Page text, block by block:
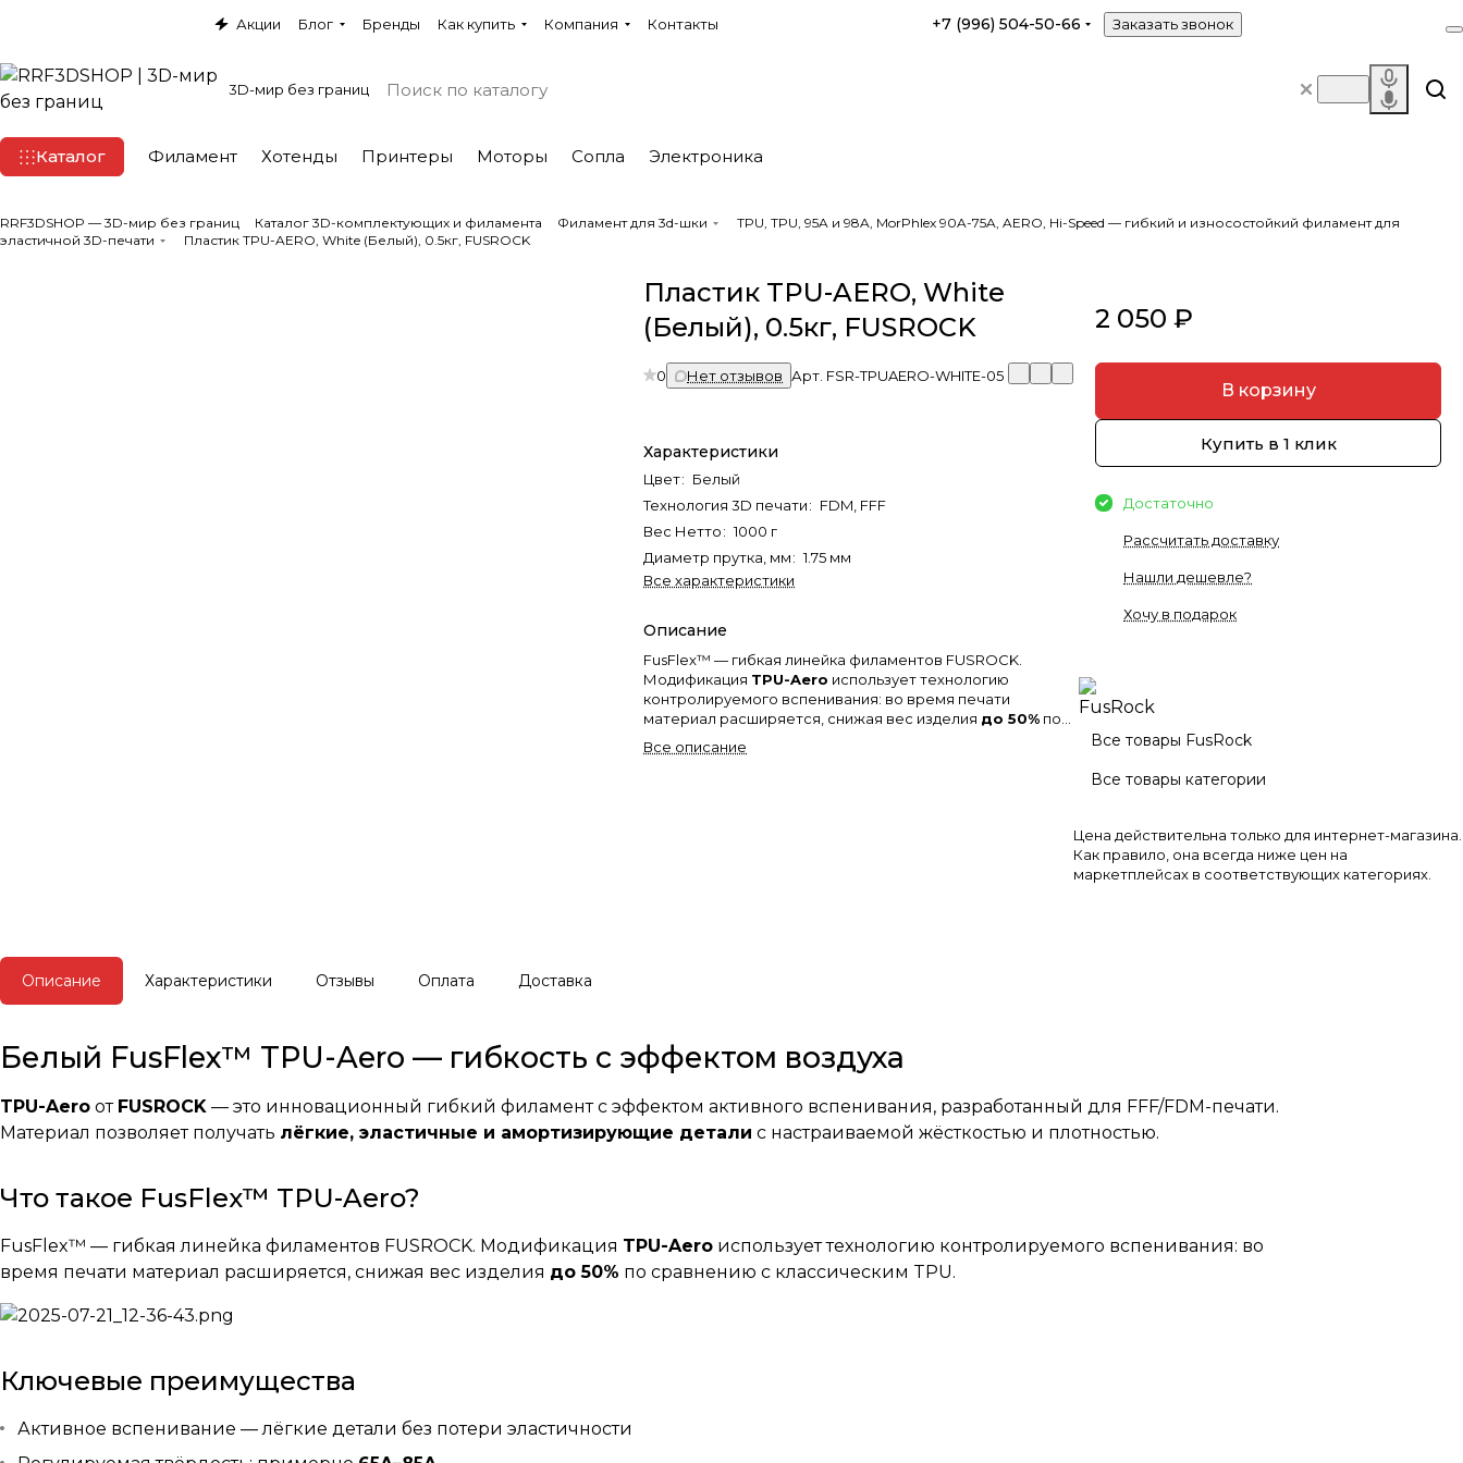
Акции Блог Бренды Как купить Компания Контакты +7 (996) 504-50-66 Заказать звонок
3D-мир без границ
Каталог Филамент Хотенды Принтеры Моторы Сопла Электроника
RRF3DSHOP — 3D-мир без границ Каталог 3D-комплектующих и филамента Филамент для 3d-шки
TPU, TPU, 95A и 98A, MorPhlex 90A-75A, AERO, Hi-Speed — гибкий и износостойкий филамент для
эластичной 3D-печати
Пластик TPU-AERO, White (Белый), 0.5кг, FUSROCK
Пластик TPU-AERO, White
(Белый), 0.5кг, FUSROCK
0 Нет отзывов Арт. FSR-TPUAERO-WHITE-05
Характеристики
Цвет: Белый
Технология 3D печати: FDM, FFF
Вес Нетто: 1000 г
Диаметр прутка, мм: 1.75 мм
Все характеристики
Описание
FusFlex™ — гибкая линейка филаментов FUSROCK.
Модификация TPU-Aero использует технологию
контролируемого вспенивания: во время печати
материал расширяется, снижая вес изделия до 50% по
Все описание
2 050 ₽
В корзину
Купить в 1 клик
Достаточно
Рассчитать доставку
Нашли дешевле?
Хочу в подарок
Все товары FusRock
Все товары категории
Цена действительна только для интернет-магазина.
Как правило, она всегда ниже цен на
маркетплейсах в соответствующих категориях.
Описание Характеристики Отзывы Оплата Доставка
Белый FusFlex™ TPU-Aero — гибкость с эффектом воздуха
TPU-Aero от FUSROCK — это инновационный гибкий филамент с эффектом активного вспенивания, разработанный для FFF/FDM-печати.
Материал позволяет получать лёгкие, эластичные и амортизирующие детали с настраиваемой жёсткостью и плотностью.
Что такое FusFlex™ TPU-Aero?
FusFlex™ — гибкая линейка филаментов FUSROCK. Модификация TPU-Aero использует технологию контролируемого вспенивания: во
время печати материал расширяется, снижая вес изделия до 50% по сравнению с классическим TPU.
Ключевые преимущества
Активное вспенивание — лёгкие детали без потери эластичности